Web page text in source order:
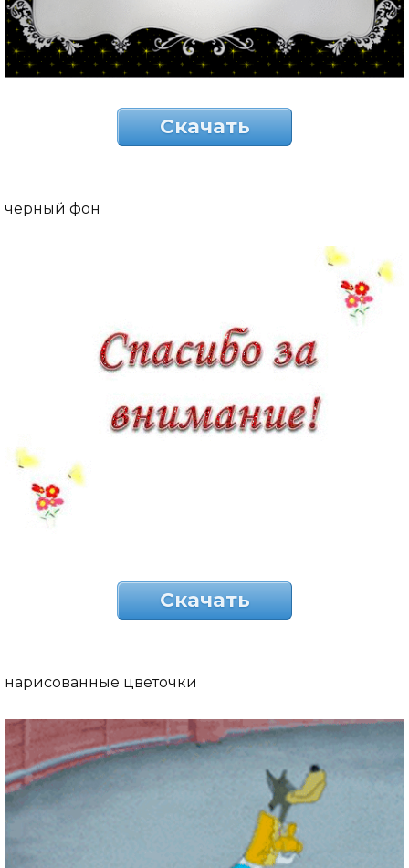
Скачать
черный фон
Скачать
нарисованные цветочки